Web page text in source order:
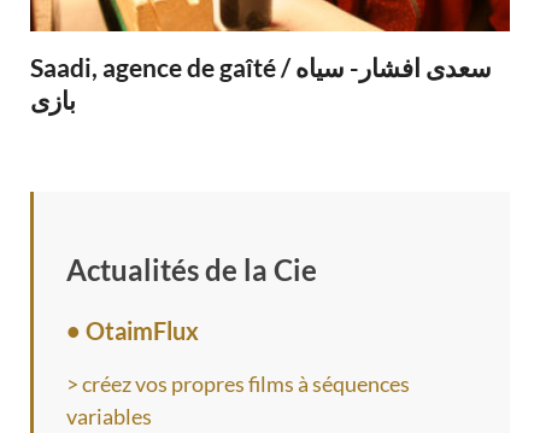
Saadi, agence de gaîté / سعدی افشار- سیاه
بازی
Actualités de la Cie
• OtaimFlux
> créez vos propres films à séquences
variables